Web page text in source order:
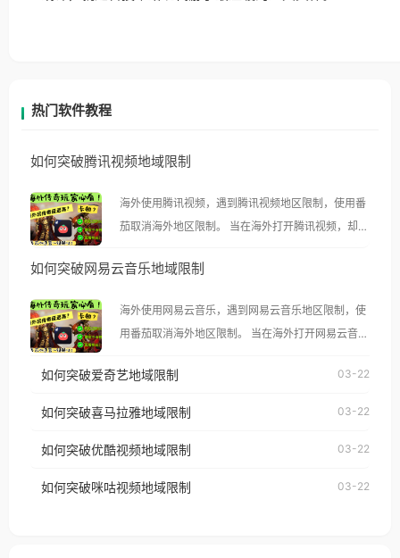
热门软件教程
如何突破腾讯视频地域限制
海外使用腾讯视频，遇到腾讯视频地区限制，使用番
茄取消海外地区限制。 当在海外打开腾讯视频，却突
示语。 海外用户如香港、澳门、台湾、美国、加拿
像其他音乐平台一样，出现地区及版权限制问题，且
仅能在中国大陆地区播放。 遇到这个问题的朋友们，
台湾、美国、加拿大、澳大利亚、欧洲等国家和地区
权限制所困扰。
如何突破网易云音乐地域限制
海外使用网易云音乐，遇到网易云音乐地区限制，使
用番茄取消海外地区限制。 当在海外打开网易云音
播放”的提示语。 海外用户如香港、澳门、台湾、美
制问题，且仅能在中国大陆地区播放。 遇到这个问题
户收听网易云音乐地区版权限制」的问题，无论人在
如何突破爱奇艺地域限制 03-22
如何突破喜马拉雅地域限制 03-22
如何突破优酷视频地域限制 03-22
如何突破咪咕视频地域限制 03-22